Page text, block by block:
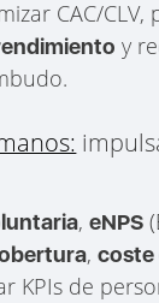
CAC/
y
,eNPS
,coste
KPIs de